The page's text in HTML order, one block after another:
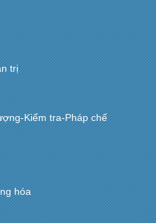
trị
Kiểm tra-Pháp chế
hóa